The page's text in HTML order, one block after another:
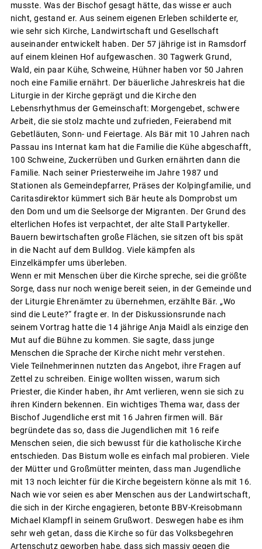
musste. Was der Bischof gesagt hätte, das wisse er auch
nicht, gestand er. Aus seinem eigenen Erleben schilderte er,
wie sehr sich Kirche, Landwirtschaft und Gesellschaft
auseinander entwickelt haben. Der 57 jährige ist in Ramsdorf
auf einem kleinen Hof aufgewaschen. 30 Tagwerk Grund,
Wald, ein paar Kühe, Schweine, Hühner haben vor 50 Jahren
noch eine Familie ernährt. Der bäuerliche Jahreskreis hat die
Liturgie in der Kirche geprägt und die Kirche den
Lebensrhythmus der Gemeinschaft: Morgengebet, schwere
Arbeit, die sie stolz machte und zufrieden, Feierabend mit
Gebetläuten, Sonn- und Feiertage. Als Bär mit 10 Jahren nach
Passau ins Internat kam hat die Familie die Kühe abgeschafft,
100 Schweine, Zuckerrüben und Gurken ernährten dann die
Familie. Nach seiner Priesterweihe im Jahre 1987 und
Stationen als Gemeindepfarrer, Präses der Kolpingfamilie, und
Caritasdirektor kümmert sich Bär heute als Domprobst um
den Dom und um die Seelsorge der Migranten. Der Grund des
elterlichen Hofes ist verpachtet, der alte Stall Partykeller.
Bauern bewirtschaften große Flächen, sie sitzen oft bis spät
in die Nacht auf dem Bulldog. Viele kämpfen als
Einzelkämpfer ums überleben.
Wenn er mit Menschen über die Kirche spreche, sei die größte
Sorge, dass nur noch wenige bereit seien, in der Gemeinde und
der Liturgie Ehrenämter zu übernehmen, erzählte Bär. „Wo
sind die Leute?“ fragte er. In der Diskussionsrunde nach
seinem Vortrag hatte die 14 jährige Anja Maidl als einzige den
Mut auf die Bühne zu kommen. Sie sagte, dass junge
Menschen die Sprache der Kirche nicht mehr verstehen.
Viele Teilnehmerinnen nutzten das Angebot, ihre Fragen auf
Zettel zu schreiben. Einige wollten wissen, warum sich
Priester, die Kinder haben, ihr Amt verlieren, wenn sie sich zu
ihren Kindern bekennen. Ein wichtiges Thema war, dass der
Bischof Jugendliche erst mit 16 Jahren firmen will. Bär
begründete das so, dass die Jugendlichen mit 16 reife
Menschen seien, die sich bewusst für die katholische Kirche
entschieden. Das Bistum wolle es einfach mal probieren. Viele
der Mütter und Großmütter meinten, dass man Jugendliche
mit 13 noch leichter für die Kirche begeistern könne als mit 16.
Nach wie vor seien es aber Menschen aus der Landwirtschaft,
die sich in der Kirche engagieren, betonte BBV-Kreisobmann
Michael Klampfl in seinem Grußwort. Deswegen habe es ihm
sehr weh getan, dass die Kirche so für das Volksbegehren
Artenschutz geworben habe, dass sich massiv gegen die